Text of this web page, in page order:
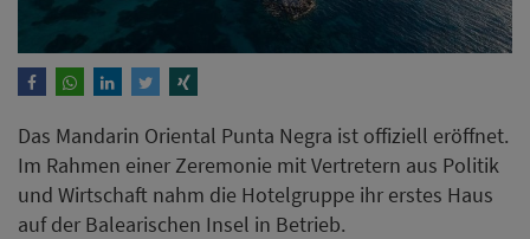
Das Mandarin Oriental Punta Negra ist offiziell eröffnet.
Im Rahmen einer Zeremonie mit Vertretern aus Politik
und Wirtschaft nahm die Hotelgruppe ihr erstes Haus
auf der Balearischen Insel in Betrieb.